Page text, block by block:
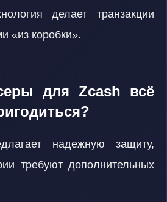
делает транзакции
«из коробки».
для Zcash всё
надежную защиту,
требуют дополнительных